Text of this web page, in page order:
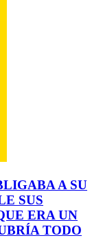
A SU
SUS
ERA UN
TODO